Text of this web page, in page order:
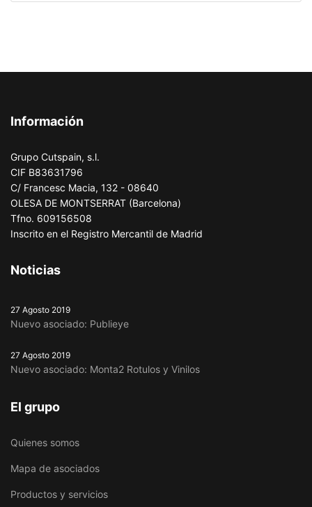
Información
Grupo Cutspain, s.l.
CIF B83631796
C/ Francesc Macia, 132 - 08640
OLESA DE MONTSERRAT (Barcelona)
Tfno. 609156508
Inscrito en el Registro Mercantil de Madrid
Noticias
27 Agosto 2019
Nuevo asociado: Publieye
27 Agosto 2019
Nuevo asociado: Monta2 Rotulos y Vinilos
El grupo
Quienes somos
Mapa de asociados
Productos y servicios